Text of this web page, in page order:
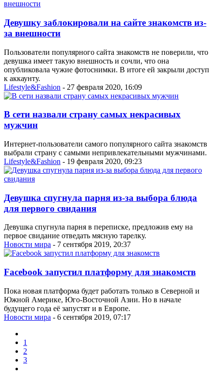
Девушку заблокировали на сайте знакомств из-
за внешности
Пользователи популярного сайта знакомств не поверили, что
девушка имеет такую внешность и сочли, что она
опубликовала чужие фотоснимки. В итоге ей закрыли доступ
к аккаунту.
Lifestyle&Fashion - 27 февраля 2020, 16:09
В сети назвали страну самых некрасивых
мужчин
Интернет-пользователи самого популярного сайта знакомств
выбрали страну с самыми непривлекательными мужчинами.
Lifestyle&Fashion - 19 февраля 2020, 09:23
Девушка спугнула парня из-за выбора блюда
для первого свидания
Девушка спугнула парня в переписке, предложив ему на
первое свидание отведать мясную тарелку.
Новости мира - 7 сентября 2019, 20:37
Facebook запустил платформу для знакомств
Пока новая платформа будет работать только в Северной и
Южной Америке, Юго-Восточной Азии. Но в начале
будущего года её запустят и в Европе.
Новости мира - 6 сентября 2019, 07:17
1
2
3